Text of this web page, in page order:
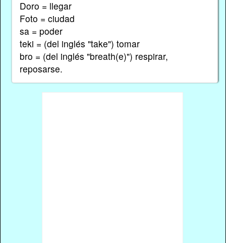
Doro = llegar
Foto = ciudad
sa = poder
teki = (del inglés "take") tomar
bro = (del inglés "breath(e)") respirar,
reposarse.